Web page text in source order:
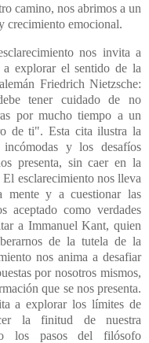
camino, nos abrimos a un
crecimiento emocional.
nos invita a
a explorar el sentido de la
Friedrich Nietzsche:
tener cuidado de no
por mucho tiempo a un
de ti". Esta cita ilustra la
incómodas y los desafíos
presenta, sin caer en la
esclarecimiento nos lleva
mente y a cuestionar las
aceptado como verdades
a Immanuel Kant, quien
de la tutela de la
nos anima a desafiar
por nosotros mismos,
que se nos presenta.
a explorar los límites de
la finitud de nuestra
los pasos del filósofo